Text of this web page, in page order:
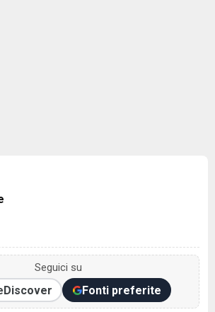
Seguici su
Discover Fonti preferite